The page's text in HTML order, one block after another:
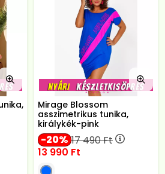
Mirage Blossom
asszimetrikus tunika,
királykék-pink
20 17 490Ft
13 990 Ft